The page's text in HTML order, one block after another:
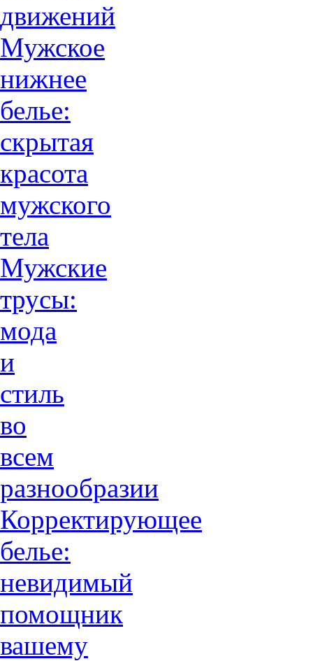
движений
Мужское
нижнее
белье:
скрытая
красота
мужского
тела
Мужские
трусы:
мода
и
стиль
во
всем
разнообразии
Корректирующее
белье:
невидимый
помощник
вашему